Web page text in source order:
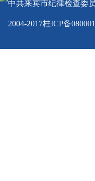
中共来宾市纪律检查委
2004-2017桂ICP备